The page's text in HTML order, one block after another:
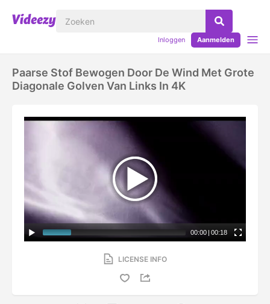
Inloggen Aanmelden
Paarse Stof Bewogen Door De Wind Met Grote
Diagonale Golven Van Links In 4K
00:00 | 00:18
LICENSE INFO